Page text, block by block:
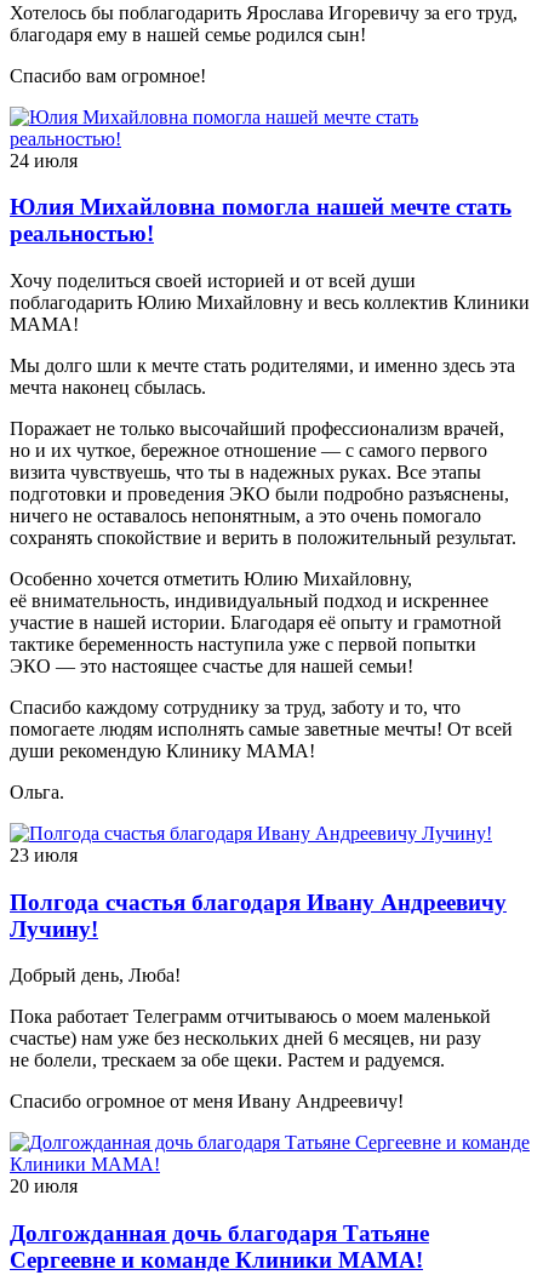
Хотелось бы поблагодарить Ярослава Игоревичу за его труд,
благодаря ему в нашей семье родился сын!
Спасибо вам огромное!
24 июля
Юлия Михайловна помогла нашей мечте стать
реальностью!
Хочу поделиться своей историей и от всей души
поблагодарить Юлию Михайловну и весь коллектив Клиники
МАМА!
Мы долго шли к мечте стать родителями, и именно здесь эта
мечта наконец сбылась.
Поражает не только высочайший профессионализм врачей,
но и их чуткое, бережное отношение — с самого первого
визита чувствуешь, что ты в надежных руках. Все этапы
подготовки и проведения ЭКО были подробно разъяснены,
ничего не оставалось непонятным, а это очень помогало
сохранять спокойствие и верить в положительный результат.
Особенно хочется отметить Юлию Михайловну,
её внимательность, индивидуальный подход и искреннее
участие в нашей истории. Благодаря её опыту и грамотной
тактике беременность наступила уже с первой попытки
ЭКО — это настоящее счастье для нашей семьи!
Спасибо каждому сотруднику за труд, заботу и то, что
помогаете людям исполнять самые заветные мечты! От всей
души рекомендую Клинику МАМА!
Ольга.
23 июля
Полгода счастья благодаря Ивану Андреевичу
Лучину!
Добрый день, Люба!
Пока работает Телеграмм отчитываюсь о моем маленькой
счастье) нам уже без нескольких дней 6 месяцев, ни разу
не болели, трескаем за обе щеки. Растем и радуемся.
Спасибо огромное от меня Ивану Андреевичу!
20 июля
Долгожданная дочь благодаря Татьяне
Сергеевне и команде Клиники МАМА!